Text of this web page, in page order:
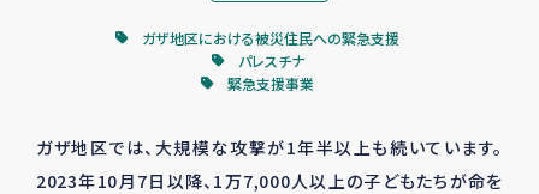
ガザ地区における被災住民への緊急支援
パレスチナ
緊急支援事業
ガザ地区では、大規模な攻撃が1年半以上も続いています。
2023年10月 7日以降、 1万7,000人以上の子どもたちが命を